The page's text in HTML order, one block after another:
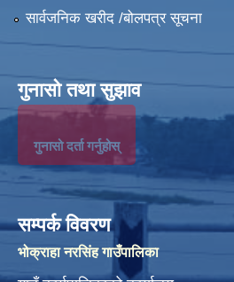
सार्वजनिक खरीद /बोलपत्र सूचना
गुनासो तथा सुझाव
गुनासो दर्ता गर्नुहोस्
सम्पर्क विवरण
भोक्राहा नरसिंह गाउँपालिका